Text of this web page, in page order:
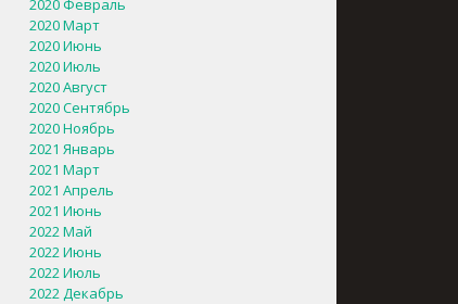
2020 Февраль
2020 Март
2020 Июнь
2020 Июль
2020 Август
2020 Сентябрь
2020 Ноябрь
2021 Январь
2021 Март
2021 Апрель
2021 Июнь
2022 Май
2022 Июнь
2022 Июль
2022 Декабрь